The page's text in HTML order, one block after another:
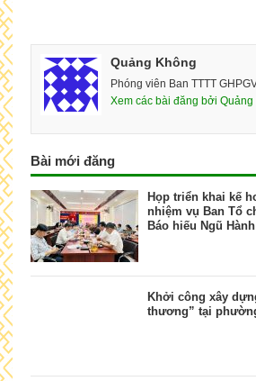
Quảng Không
Phóng viên Ban TTTT
Xem các bài đăng bởi
Bài mới đăng
Họp triển khai kế
nhiệm vụ Ban Tổ
Báo hiếu Ngũ
Khởi công xây
thương” tại